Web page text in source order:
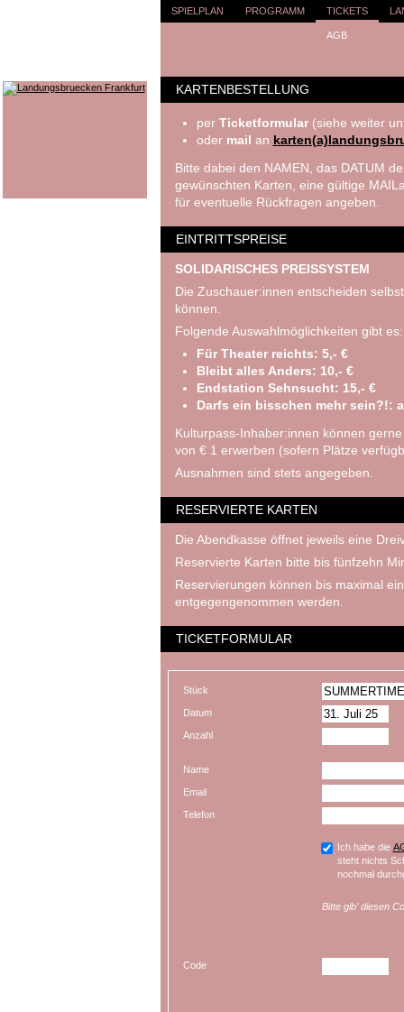
SPIELPLAN PROGRAMM TICKETS
AGB
KARTENBESTELLUNG
per Ticketformular(siehe weiter
oder mail an
Bitte dabei den NAMEN, das DATUM
gewünschten Karten, eine gültige
für eventuelle Rückfragen angeben.
EINTRITTSPREISE
SOLIDARISCHES PREISSYSTEM
Die Zuschauer:innen entscheiden
können.
Folgende Auswahlmöglichkeiten gibt es:
Für Theater reichts: 5,- €
Bleibt alles Anders: 10,- €
Endstation Sehnsucht: 15,- €
Darfs ein bisschen mehr sein?!:
Kulturpass-Inhaber:innen können
von € 1 erwerben (sofern Plätze
Ausnahmen sind stets angegeben.
RESERVIERTE KARTEN
Die Abendkasse öffnet jeweils eine
Reservierte Karten bitte bis fünfzehn
Reservierungen können bis maximal
entgegengenommen werden.
TICKETFORMULAR
Stück
Datum
Anzahl
Name
Email
Telefon
Ich habe die
steht nichts
nochmal
Bitte gib’ diesen
Code